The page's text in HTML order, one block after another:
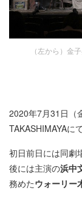
（左から）金
2020年7月31日（
TAKASHIMAYAに
初日前日には同劇
後には主演の浜中
務めたウォーリー